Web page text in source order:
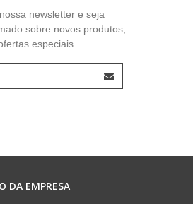
newsletter e seja
sobre novos produtos,
especiais.
DA EMPRESA